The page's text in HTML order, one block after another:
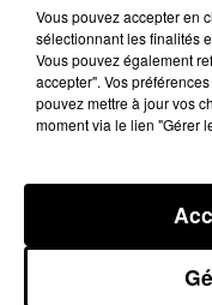
24 juillet 2023 - 3
LES INFOS DE
12H01
Podcasts infos de
Vous pouvez accepter en
sélectionnant les finalités
Vous pouvez également
accepter". Vos
pouvez mettre à jour vos
moment via le lien "Gérer